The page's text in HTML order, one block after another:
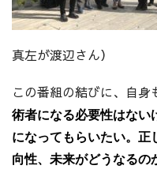
真左が渡辺さん）
この番組の結びに、自身
術者になる必要性はない
になってもらいたい。正
向性、未来がどうなるの